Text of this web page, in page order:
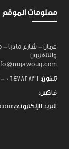
معلومات الموقع
عمان - شارع مادبا -
والتلفزيون
تلفون: 064782831 - 0796852808
فاكس:
البريد الإلكتروني: